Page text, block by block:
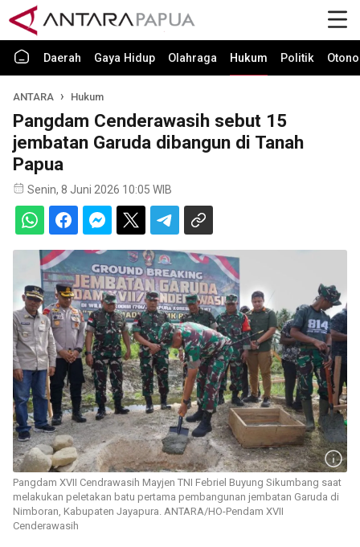
Daerah Gaya Hidup Olahraga Hukum Politik
ANTARA Hukum
Pangdam Cenderawasih sebut 15
jembatan Garuda dibangun di Tanah
Papua
Senin, 8 Juni 2026 10:05 WIB
Pangdam XVII Cendrawasih Mayjen TNI Febriel Buyung Sikumbang saat
melakukan peletakan batu pertama pembangunan jembatan Garuda di
Nimboran, Kabupaten Jayapura. ANTARA/HO-Pendam XVII
Cenderawasih